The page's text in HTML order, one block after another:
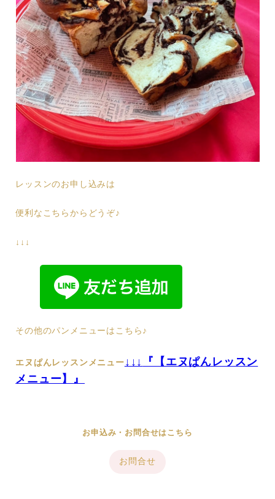
レッスンのお申し込みは
便利なこちらからどうぞ♪
↓↓↓
その他のパンメニューはこちら♪
エヌぱんレッスンメニュー ↓↓↓
『【エヌぱんレッスン
メニュー】』
お申込み・お問合せはこちら
お問合せ